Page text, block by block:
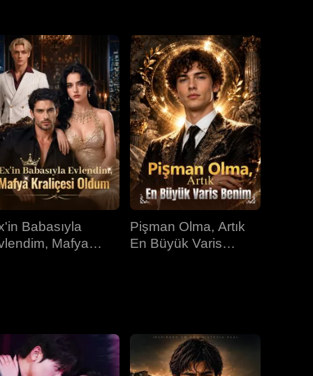
34.bölüm 35.bölüm 36.bölüm
37.bölüm 38.bölüm 39.bölüm
40.bölüm
Babasıyla
Mafya
Pişman Olma, Artık
En Büyük Varis